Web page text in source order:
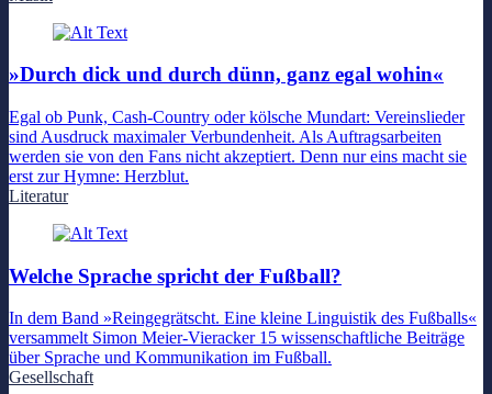
»Durch dick und durch dünn, ganz egal wohin«
Egal ob Punk, Cash-Country oder kölsche Mundart: Vereinslieder
sind Ausdruck maximaler Verbundenheit. Als Auftragsarbeiten
werden sie von den Fans nicht akzeptiert. Denn nur eins macht sie
erst zur Hymne: Herzblut.
Literatur
Welche Sprache spricht der Fußball?
In dem Band »Reingegrätscht. Eine kleine Linguistik des Fußballs«
versammelt Simon Meier-Vieracker 15 wissenschaftliche Beiträge
über Sprache und Kommunikation im Fußball.
Gesellschaft